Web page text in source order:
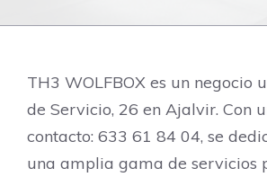
TH3 WOLFBOX es un negocio
de Servicio, 26 en Ajalvir. Con
contacto: 633 61 84 04, se
una amplia gama de servicios